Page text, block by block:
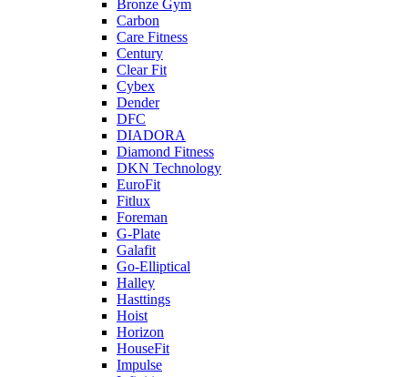
Bronze Gym
Carbon
Care Fitness
Century
Clear Fit
Cybex
Dender
DFC
DIADORA
Diamond Fitness
DKN Technology
EuroFit
Fitlux
Foreman
G-Plate
Galafit
Go-Elliptical
Halley
Hasttings
Hoist
Horizon
HouseFit
Impulse